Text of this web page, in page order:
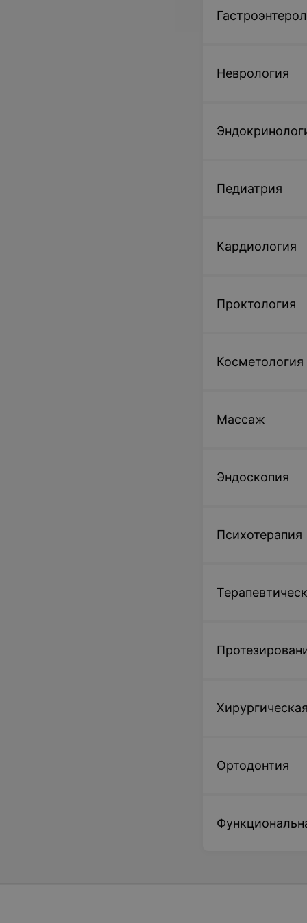
Неврология
Педиатрия
Кардиология
Проктология
Косметология
Массаж
Эндоскопия
Психотерапия
Ортодонтия